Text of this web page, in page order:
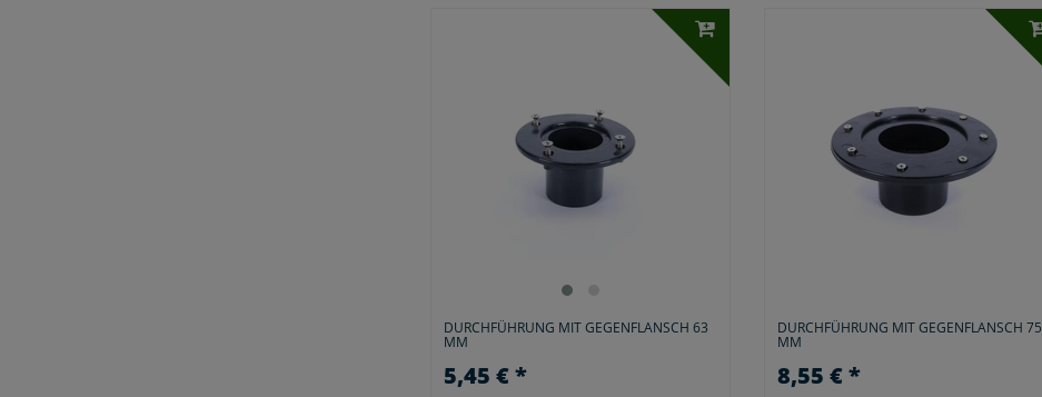
DURCHFÜHRUNG MIT GEGENFLANSCH 63
MM
5,45 € *
DURCHFÜHRUNG MIT GEGENFLANSCH 75
MM
8,55 € *